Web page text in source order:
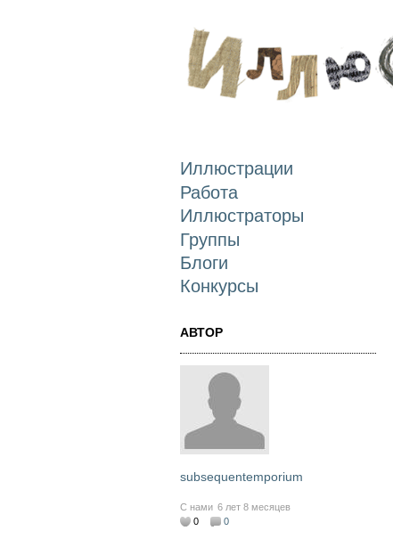
Иллюстрации
Работа
Иллюстраторы
Группы
Блоги
Конкурсы
АВТОР
subsequentemporium
С нами 6 лет 8 месяцев
0
0